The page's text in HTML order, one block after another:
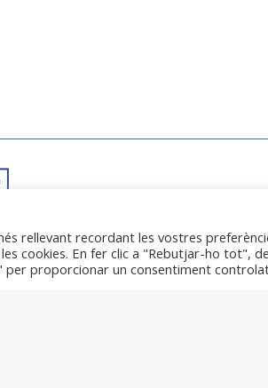
rellevant recordant les vostres
cookies. En fer clic a "Rebutjar-ho tot",
per proporcionar un consentiment